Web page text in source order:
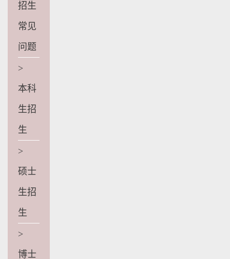
招生
常见
问题
>
本科
生招
生
>
硕士
生招
生
>
博士